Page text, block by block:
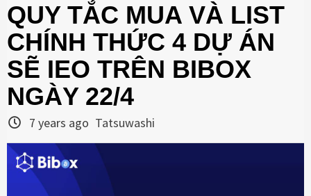
QUY TẮC MUA VÀ LIST
CHÍNH THỨC 4 DỰ ÁN
SẼ IEO TRÊN BIBOX
NGÀY 22/4
7 years ago Tatsuwashi